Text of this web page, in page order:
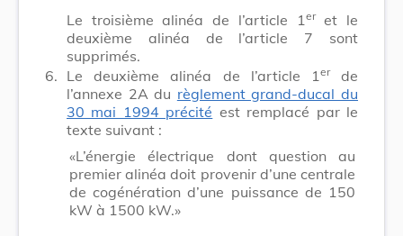
Le troisième alinéa de l’article 1 eret le
deuxième alinéa de l’article 7 sont
supprimés.
6. Le deuxième alinéa de l’article 1 erde
l’annexe 2A du règlement grand-ducal du
30 mai 1994 précité est remplacé par le
texte suivant :
«L’énergie électrique dont question au
premier alinéa doit provenir d’une centrale
de cogénération d’une puissance de 150
kW à 1500 kW.»